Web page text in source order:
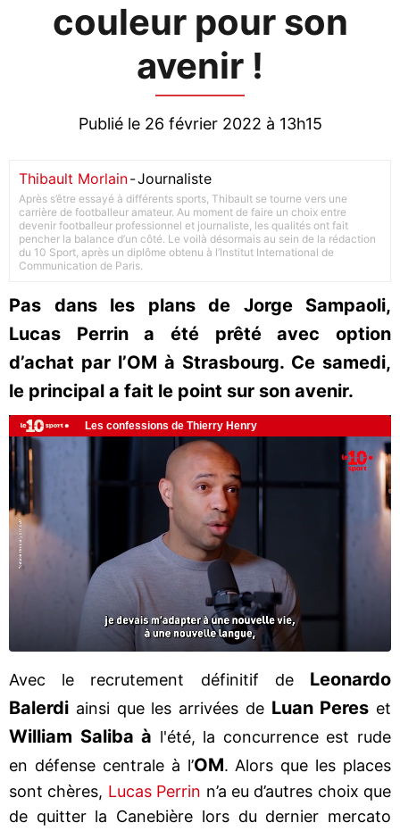
couleur pour son
avenir !
Publié le 26 février 2022 à 13h15
Thibault Morlain-Journaliste
Après s’être essayé à différents sports, Thibault se tourne vers une
carrière de footballeur amateur. Au moment de faire un choix entre
devenir footballeur professionnel et journaliste, les qualités ont fait
pencher la balance d’un côté. Le voilà désormais au sein de la rédaction
du 10 Sport, après un diplôme obtenu à l’Institut International de
Communication de Paris.
Pas dans les plans de Jorge Sampaoli,
Lucas Perrin a été prêté avec option
d’achat par l’OM à Strasbourg. Ce samedi,
le principal a fait le point sur son avenir.
Avec le recrutement définitif de Leonardo
Balerdi ainsi que les arrivées de Luan Peres et
William Saliba à l'été, la concurrence est rude
en défense centrale à l’OM. Alors que les places
sont chères, Lucas Perrin n’a eu d’autres choix que
de quitter la Canebière lors du dernier mercato